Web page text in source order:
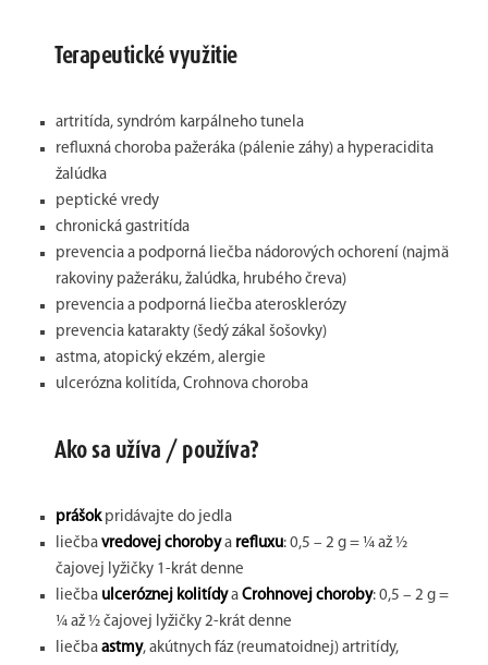
Terapeutické využitie
artritída, syndróm karpálneho tunela
refluxná choroba pažeráka (pálenie záhy) a hyperacidita
žalúdka
peptické vredy
chronická gastritída
prevencia a podporná liečba nádorových ochorení (najmä
rakoviny pažeráku, žalúdka, hrubého čreva)
prevencia a podporná liečba aterosklerózy
prevencia katarakty (šedý zákal šošovky)
astma, atopický ekzém, alergie
ulcerózna kolitída, Crohnova choroba
Ako sa užíva / používa?
prášok pridávajte do jedla
liečba vredovej chorobya refluxu: 0,5 – 2 g = ¼ až ½
čajovej lyžičky 1-krát denne
liečba ulceróznej kolitídya Crohnovej choroby: 0,5 – 2 g =
¼ až ½ čajovej lyžičky 2-krát denne
liečba astmy, akútnych fáz (reumatoidnej) artritídy,